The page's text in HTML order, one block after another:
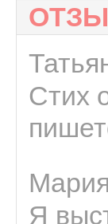
Стих
Я